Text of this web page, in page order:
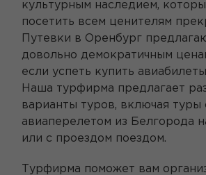
культурным наследием,
посетить всем ценителям
Путевки в Оренбург
довольно демократичным
если успеть купить
Наша турфирма предлагает
варианты туров, включая туры
авиаперелетом из Белгорода
или с проездом поездом.
Турфирма поможет вам